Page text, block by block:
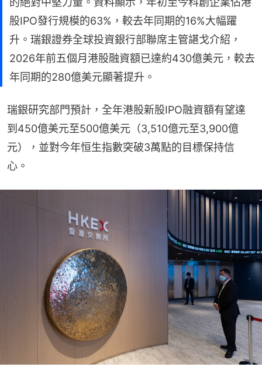
股IPO發行規模的63%，較去年同期的16%大幅躍
升。瑞銀證券全球投資銀行部聯席主管諶戈介紹，
2026年前五個月港股融資額已達約430億美元，較去
年同期的280億美元顯著提升。
瑞銀研究部門預計，全年港股新股IPO融資額有望達
到450億美元至500億美元（3,510億元至3,900億
元），並對今年恒生指數突破3萬點的目標保持信
心。